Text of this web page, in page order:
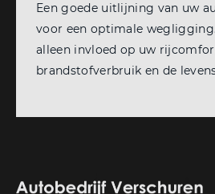
Een goede uitlijning van uw
voor een optimale
alleen invloed op uw
brandstofverbruik en de